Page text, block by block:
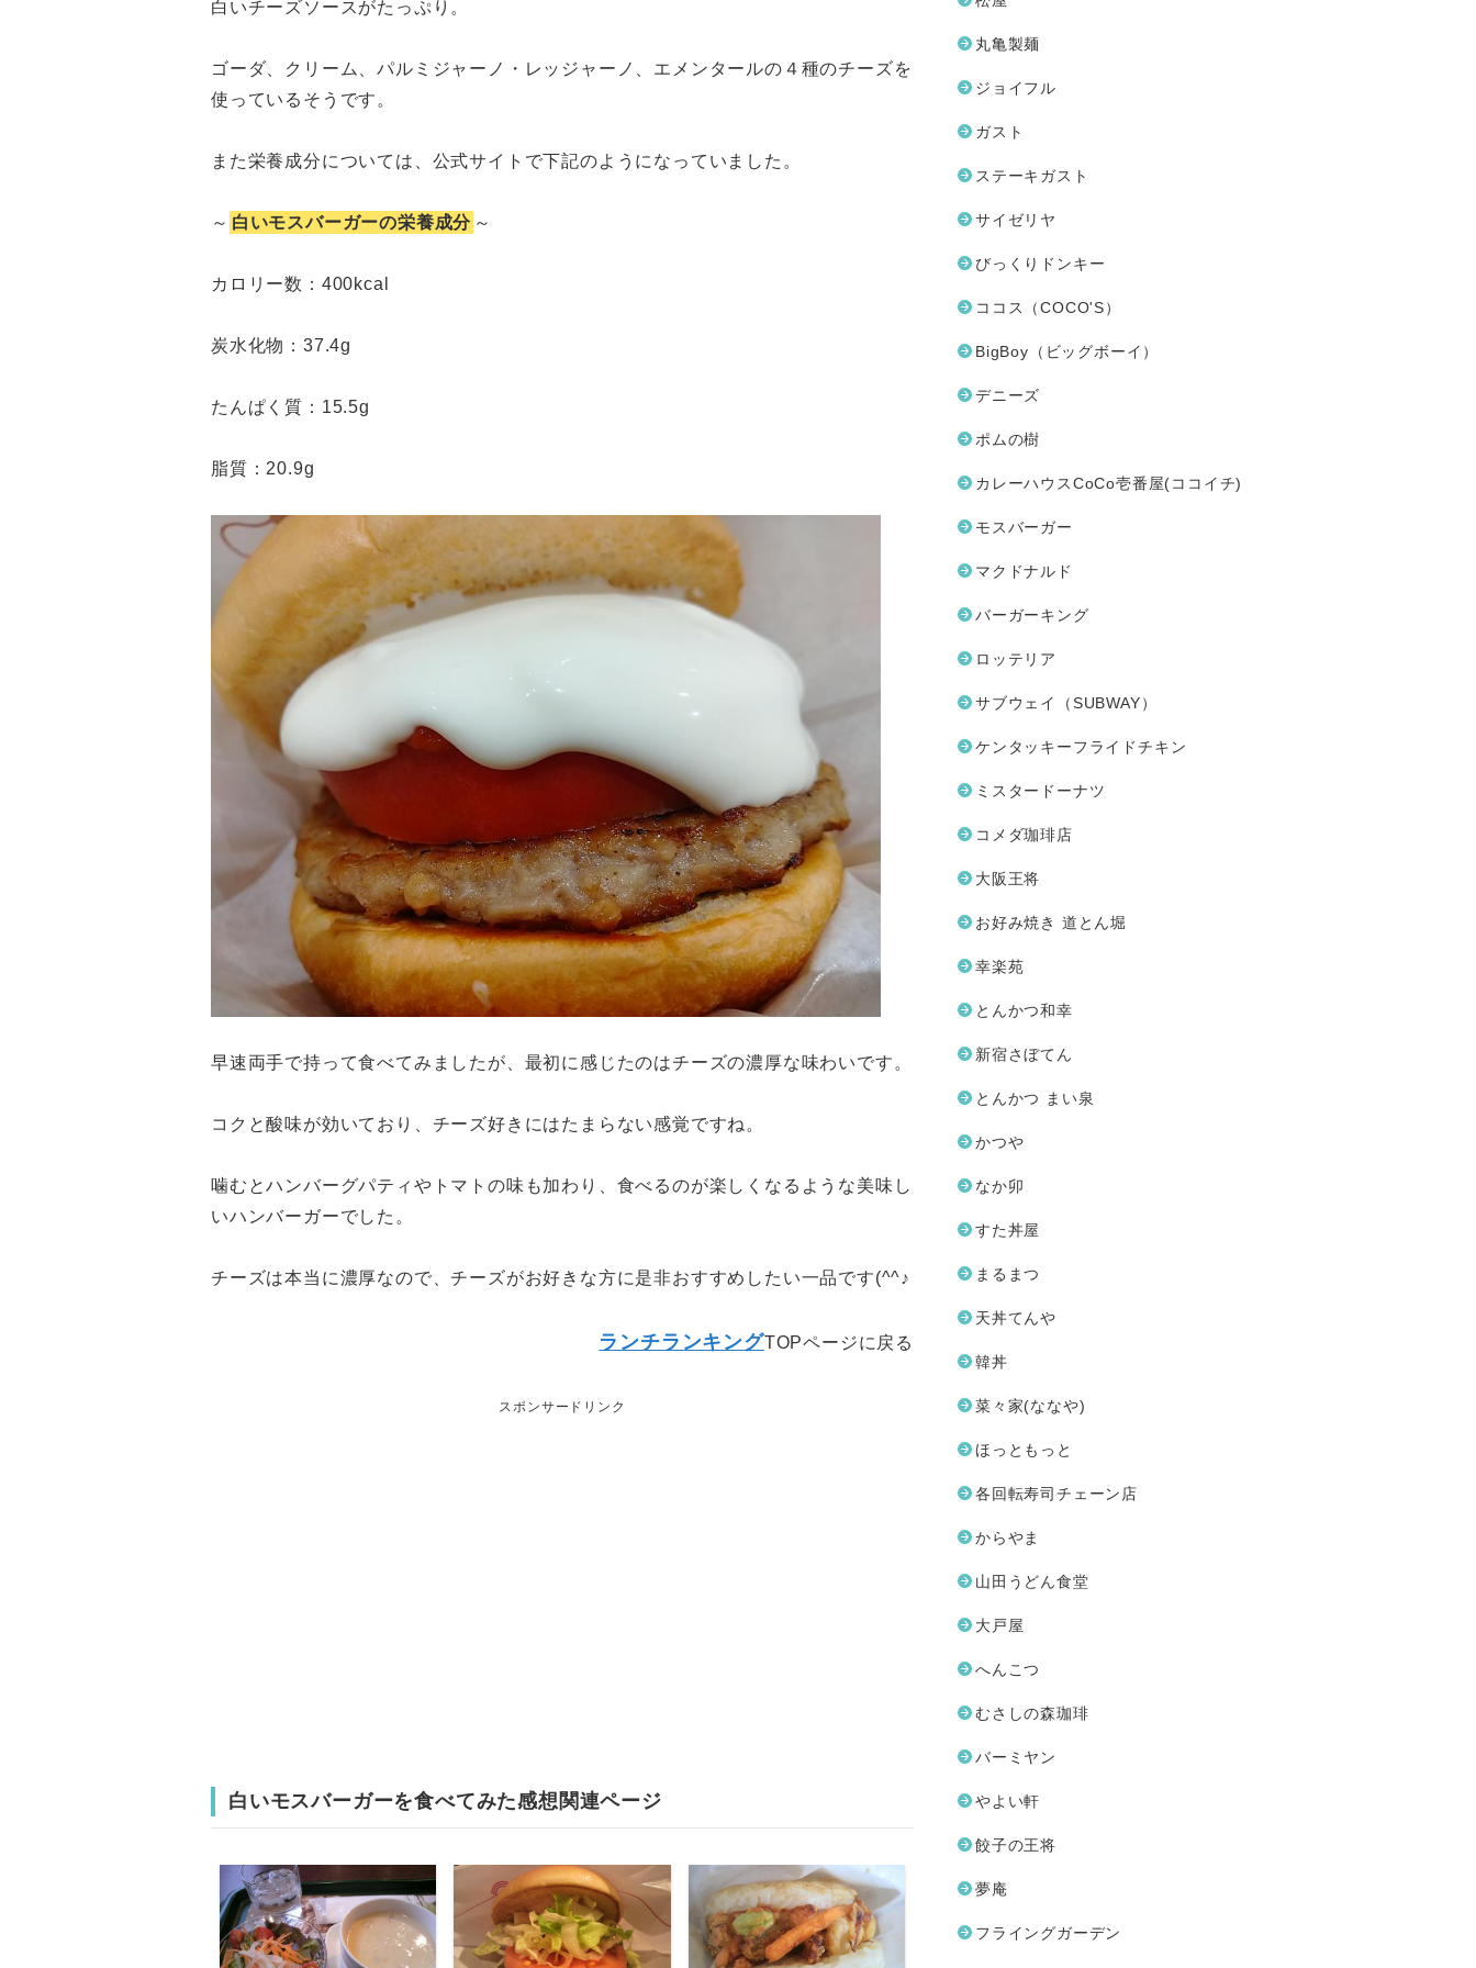
白いチーズソースがたっぷり。
ゴーダ、クリーム、パルミジャーノ・レッジャーノ、エメンタールの４種のチーズを
使っているそうです。
また栄養成分については、公式サイトで下記のようになっていました。
～ 白いモスバーガーの栄養成分 ～
カロリー数：400kcal
炭水化物：37.4g
たんぱく質：15.5g
脂質：20.9g
早速両手で持って食べてみましたが、最初に感じたのはチーズの濃厚な味わいです。
コクと酸味が効いており、チーズ好きにはたまらない感覚ですね。
噛むとハンバーグパティやトマトの味も加わり、食べるのが楽しくなるような美味し
いハンバーガーでした。
チーズは本当に濃厚なので、チーズがお好きな方に是非おすすめしたい一品です(^^♪
ランチランキングTOPページに戻る
スポンサードリンク
白いモスバーガーを食べてみた感想関連ページ
丸亀製麺
ジョイフル
ガスト
ステーキガスト
サイゼリヤ
びっくりドンキー
ココス（COCO'S）
BigBoy（ビッグボーイ）
デニーズ
ポムの樹
カレーハウスCoCo壱番屋(ココイチ)
モスバーガー
マクドナルド
バーガーキング
ロッテリア
サブウェイ（SUBWAY）
ケンタッキーフライドチキン
ミスタードーナツ
コメダ珈琲店
大阪王将
お好み焼き 道とん堀
幸楽苑
とんかつ和幸
新宿さぼてん
とんかつ まい泉
かつや
なか卯
すた丼屋
まるまつ
天丼てんや
韓丼
菜々家(ななや)
ほっともっと
各回転寿司チェーン店
からやま
山田うどん食堂
大戸屋
へんこつ
むさしの森珈琲
バーミヤン
やよい軒
餃子の王将
夢庵
フライングガーデン